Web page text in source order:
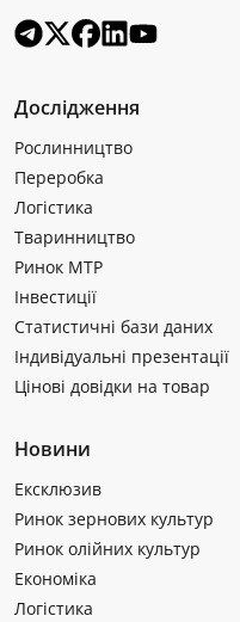
Дослідження
Рослинництво
Переробка
Логістика
Тваринництво
Ринок МТР
Інвестиції
Статистичні бази даних
Індивідуальні презентації
Цінові довідки на товар
Новини
Ексклюзив
Ринок зернових культур
Ринок олійних культур
Економіка
Логістика